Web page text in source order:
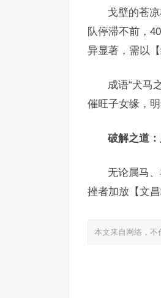
戈壁的苍
队停滞不前，
异显著，需以
成语“犬马
催旺子女缘，
破解之道
无论属马
挫者加放【文
本文来自网络，不